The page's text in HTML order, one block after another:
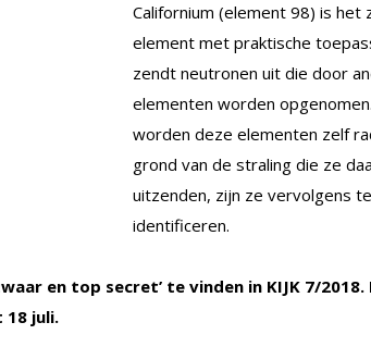
Californium (element 98) is het
element met praktische
zendt neutronen uit die door
elementen worden
worden deze elementen zelf
grond van de straling die ze
uitzenden, zijn ze vervolgens te
identificeren.
en top secret’ te vinden in KIJK 7/
18 juli.